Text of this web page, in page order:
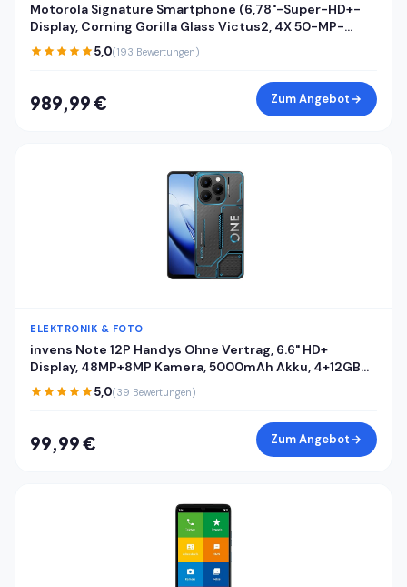
Motorola Signature Smartphone (6,78"-Super-HD+-
Display, Corning Gorilla Glass Victus2, 4X 50-MP-
Kameras, 16/512GB, 5100mAh, 90W-TurboPower + 50W
kabelloses Aufladen) Pantone Carbon, inkl. Cover
5,0(193 Bewertungen)
989,99 € Zum Angebot
ELEKTRONIK & FOTO
invens Note 12P Handys Ohne Vertrag, 6.6" HD+
Display, 48MP+8MP Kamera, 5000mAh Akku, 4+12GB
RAM 128GB ROM, Android 15 günstiges Smartphone,
Dual SIM Handy + TF, Face ID/Fingerabdruck, Cyberblau
5,0(39 Bewertungen)
99,99 € Zum Angebot